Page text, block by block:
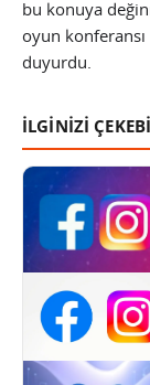
bu konuya
oyun konferansı
duyurdu.
İLGİNİZİ